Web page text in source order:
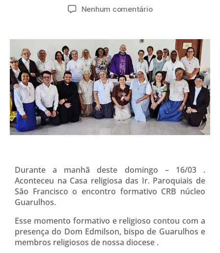
Nenhum comentário
Durante a manhã deste domingo – 16/03 .
Aconteceu na Casa religiosa das Ir. Paroquiais de
São Francisco o encontro formativo CRB núcleo
Guarulhos.
Esse momento formativo e religioso contou com a
presença do Dom Edmilson, bispo de Guarulhos e
membros religiosos de nossa diocese .